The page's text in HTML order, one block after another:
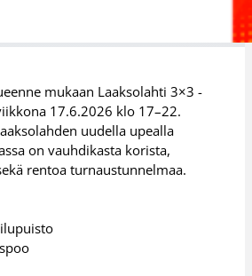
mukaan Laaksolahti 3×3 -
17.6.2026 klo 17–22.
uudella upealla
on vauhdikasta korista,
rentoa turnaustunnelmaa.